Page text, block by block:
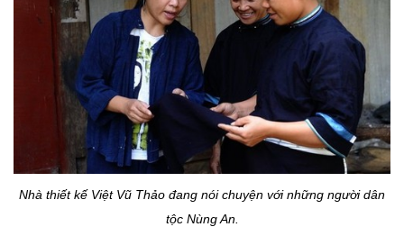
Nhà thiết kế Việt Vũ Thảo đang nói chuyện với những người dân
tộc Nùng An.